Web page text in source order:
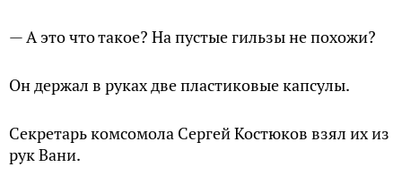
— А это что такое? На пустые гильзы не похожи?
Он держал в руках две пластиковые капсулы.
Секретарь комсомола Сергей Костюков взял их из
рук Вани.